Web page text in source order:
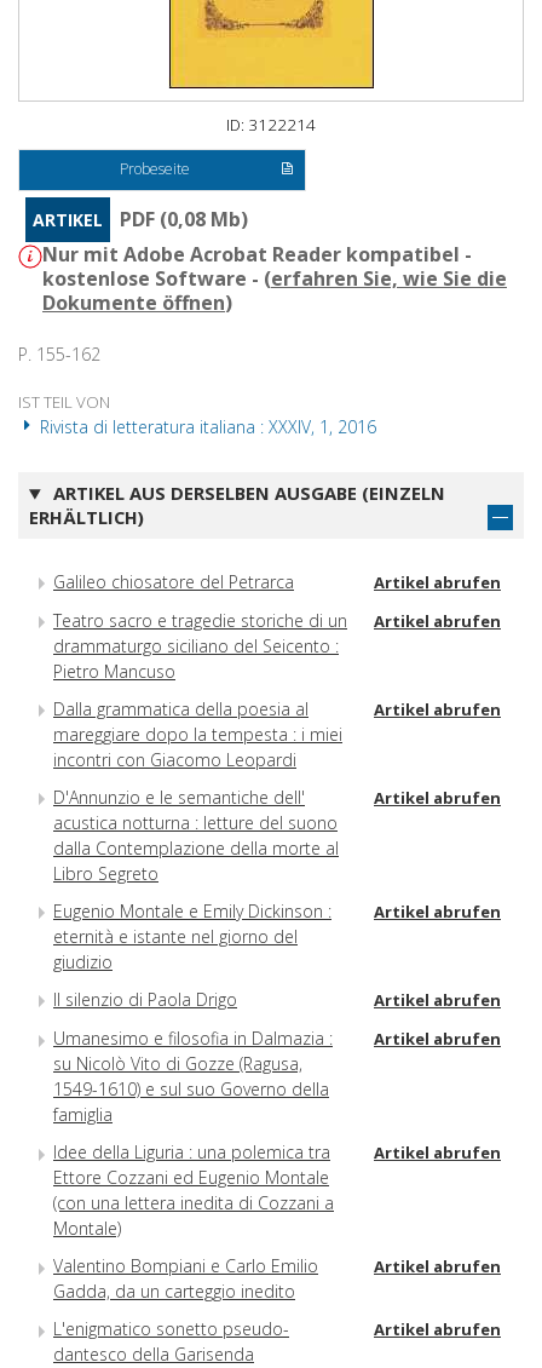
ID: 3122214
Probeseite
ARTIKEL
PDF (0,08 Mb)
Nur mit Adobe Acrobat Reader kompatibel -
kostenlose Software - (erfahren Sie, wie Sie die
Dokumente öffnen)
P. 155-162
IST TEIL VON
Rivista di letteratura italiana : XXXIV, 1, 2016
ARTIKEL AUS DERSELBEN AUSGABE (EINZELN
ERHÄLTLICH)
Galileo chiosatore del Petrarca Artikel abrufen
Teatro sacro e tragedie storiche di un
drammaturgo siciliano del Seicento :
Pietro Mancuso
Artikel abrufen
Dalla grammatica della poesia al
mareggiare dopo la tempesta : i miei
incontri con Giacomo Leopardi
Artikel abrufen
D'Annunzio e le semantiche dell'
acustica notturna : letture del suono
dalla Contemplazione della morte al
Libro Segreto
Artikel abrufen
Eugenio Montale e Emily Dickinson :
eternità e istante nel giorno del
giudizio
Artikel abrufen
Il silenzio di Paola Drigo Artikel abrufen
Umanesimo e filosofia in Dalmazia :
su Nicolò Vito di Gozze (Ragusa,
1549-1610) e sul suo Governo della
famiglia
Artikel abrufen
Idee della Liguria : una polemica tra
Ettore Cozzani ed Eugenio Montale
(con una lettera inedita di Cozzani a
Montale)
Artikel abrufen
Valentino Bompiani e Carlo Emilio
Gadda, da un carteggio inedito
Artikel abrufen
L'enigmatico sonetto pseudo-
dantesco della Garisenda
Artikel abrufen